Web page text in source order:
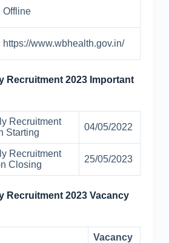
Offline
https://www.wbhealth.gov.in/
Recruitment 2023 Important
Recruitment
Starting
04/05/2022
Recruitment
Closing
25/05/2023
Recruitment 2023 Vacancy
Vacancy